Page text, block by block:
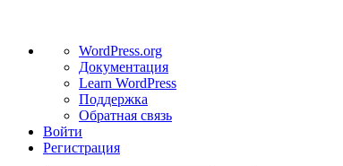
WordPress
WordPress.org
Документация
Learn WordPress
Поддержка
Обратная связь
Войти
Регистрация